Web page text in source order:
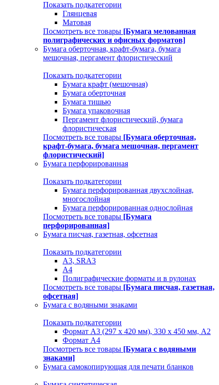
Показать подкатегории
Глянцевая
Матовая
Посмотреть все товары [Бумага мелованная
полиграфических и офисных форматов]
Бумага оберточная, крафт-бумага, бумага
мешочная, пергамент флористический
Показать подкатегории
Бумага крафт (мешочная)
Бумага оберточная
Бумага тишью
Бумага упаковочная
Пергамент флористический, бумага
флористическая
Посмотреть все товары [Бумага оберточная,
крафт-бумага, бумага мешочная, пергамент
флористический]
Бумага перфорированная
Показать подкатегории
Бумага перфорированная двухслойная,
многослойная
Бумага перфорированная однослойная
Посмотреть все товары [Бумага
перфорированная]
Бумага писчая, газетная, офсетная
Показать подкатегории
А3, SRA3
А4
Полиграфические форматы и в рулонах
Посмотреть все товары [Бумага писчая, газетная,
офсетная]
Бумага с водяными знаками
Показать подкатегории
Формат А3 (297 х 420 мм), 330 х 450 мм, А2
Формат А4
Посмотреть все товары [Бумага с водяными
знаками]
Бумага самокопирующая для печати бланков